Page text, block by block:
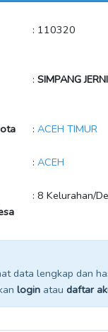
: 110320
: SIMPANG
: ACEH TIMUR
: ACEH
: 8 Kelurahan/
data lengkap dan
login atau daftar